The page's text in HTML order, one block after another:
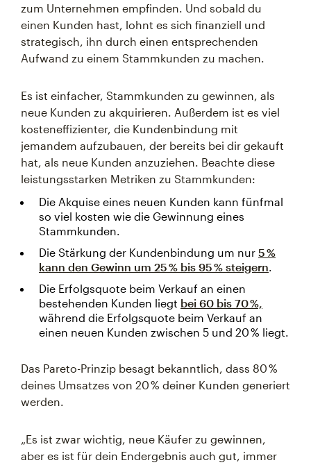
zum Unternehmen empfinden. Und sobald du
einen Kunden hast, lohnt es sich finanziell und
strategisch, ihn durch einen entsprechenden
Aufwand zu einem Stammkunden zu machen.
Es ist einfacher, Stammkunden zu gewinnen, als
neue Kunden zu akquirieren. Außerdem ist es viel
kosteneffizienter, die Kundenbindung mit
jemandem aufzubauen, der bereits bei dir gekauft
hat, als neue Kunden anzuziehen. Beachte diese
leistungsstarken Metriken zu Stammkunden:
Die Akquise eines neuen Kunden kann fünfmal
so viel kosten wie die Gewinnung eines
Stammkunden.
Die Stärkung der Kundenbindung um nur 5 %
kann den Gewinn um 25 % bis 95 % steigern.
Die Erfolgsquote beim Verkauf an einen
bestehenden Kunden liegt bei 60 bis 70 %,
während die Erfolgsquote beim Verkauf an
einen neuen Kunden zwischen 5 und 20 % liegt.
Das Pareto-Prinzip besagt bekanntlich, dass 80 %
deines Umsatzes von 20 % deiner Kunden generiert
werden.
„Es ist zwar wichtig, neue Käufer zu gewinnen,
aber es ist für dein Endergebnis auch gut, immer